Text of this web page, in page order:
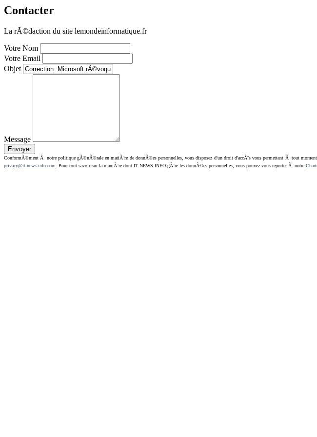
Contacter
La rÃ©daction du site lemondeinformatique.fr
Votre Nom
Votre Email
Objet
Message
ConformÃ©ment Ã notre politique gÃ©nÃ©rale en matiÃ¨re de donnÃ©es personnelles, vous disposez d'un droit d'accÃ¨s vous permettant Ã tout
privacy@it-news-info.com . Pour tout savoir sur la maniÃ¨re dont IT NEWS INFO gÃ¨re les donnÃ©es personnelles, vous pouvez vous reporter Ã notre